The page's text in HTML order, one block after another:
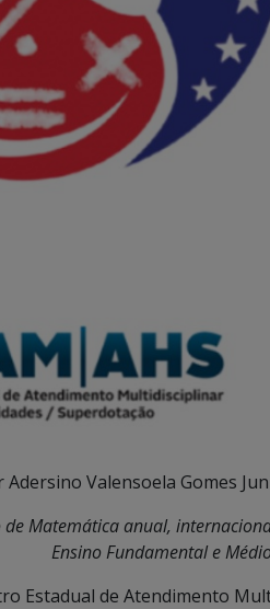
Adersino Valensoela Gomes
Matemática anual,
Ensino Fundamental e
Estadual de Atendimento